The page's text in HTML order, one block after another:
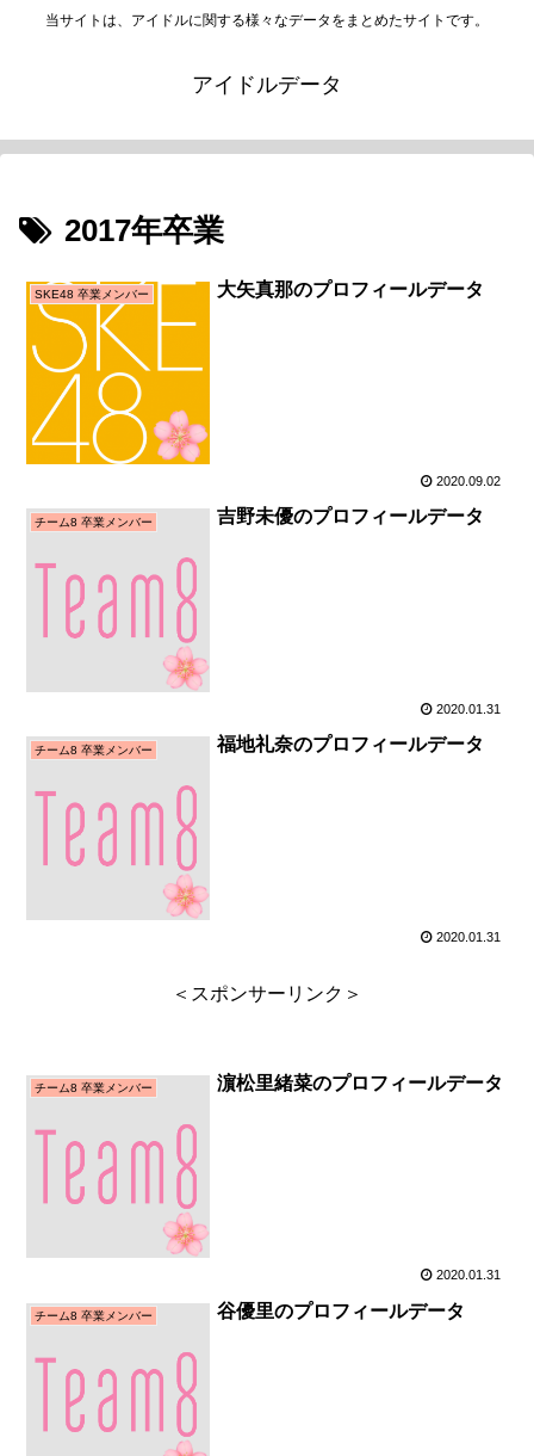
当サイトは、アイドルに関する様々なデータをまとめたサイトです。
アイドルデータ
2017年卒業
SKE48 卒業メンバー 大矢真那のプロフィールデータ
2020.09.02
チーム8 卒業メンバー 吉野未優のプロフィールデータ
2020.01.31
チーム8 卒業メンバー 福地礼奈のプロフィールデータ
2020.01.31
＜スポンサーリンク＞
チーム8 卒業メンバー 濵松里緒菜のプロフィールデータ
2020.01.31
チーム8 卒業メンバー 谷優里のプロフィールデータ